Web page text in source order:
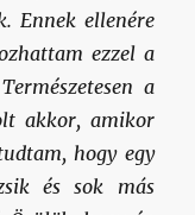
Ennek ellenére
ezzel a
a
akkor, amikor
hogy egy
és sok más